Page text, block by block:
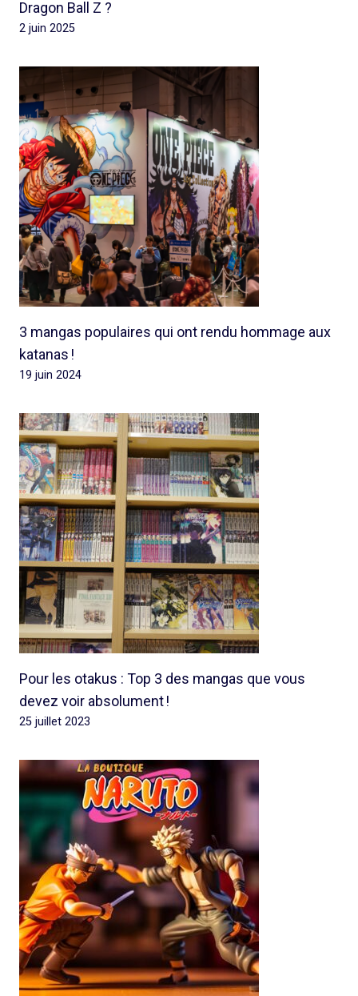
Dragon Ball Z ?
2 juin 2025
3 mangas populaires qui ont rendu hommage aux
katanas !
19 juin 2024
Pour les otakus : Top 3 des mangas que vous
devez voir absolument !
25 juillet 2023